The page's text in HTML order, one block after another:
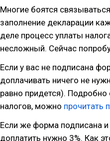
Многие боятся
заполнение декларации
деле процесс уплаты
несложный. Сейчас
Если у вас не подписана
доплачивать ничего не
равно придется).
налогов, можно прочитать
Если же форма подписана
доплатить нужно 3%. Как